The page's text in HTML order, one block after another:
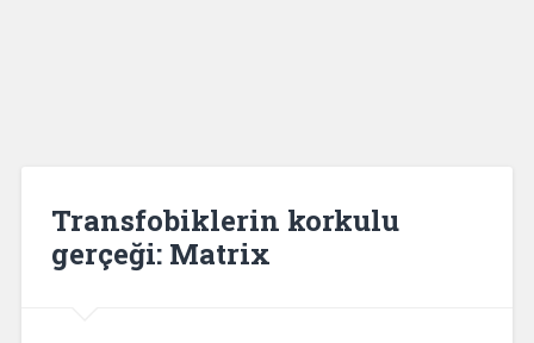
Transfobiklerin korkulu
gerçeği: Matrix